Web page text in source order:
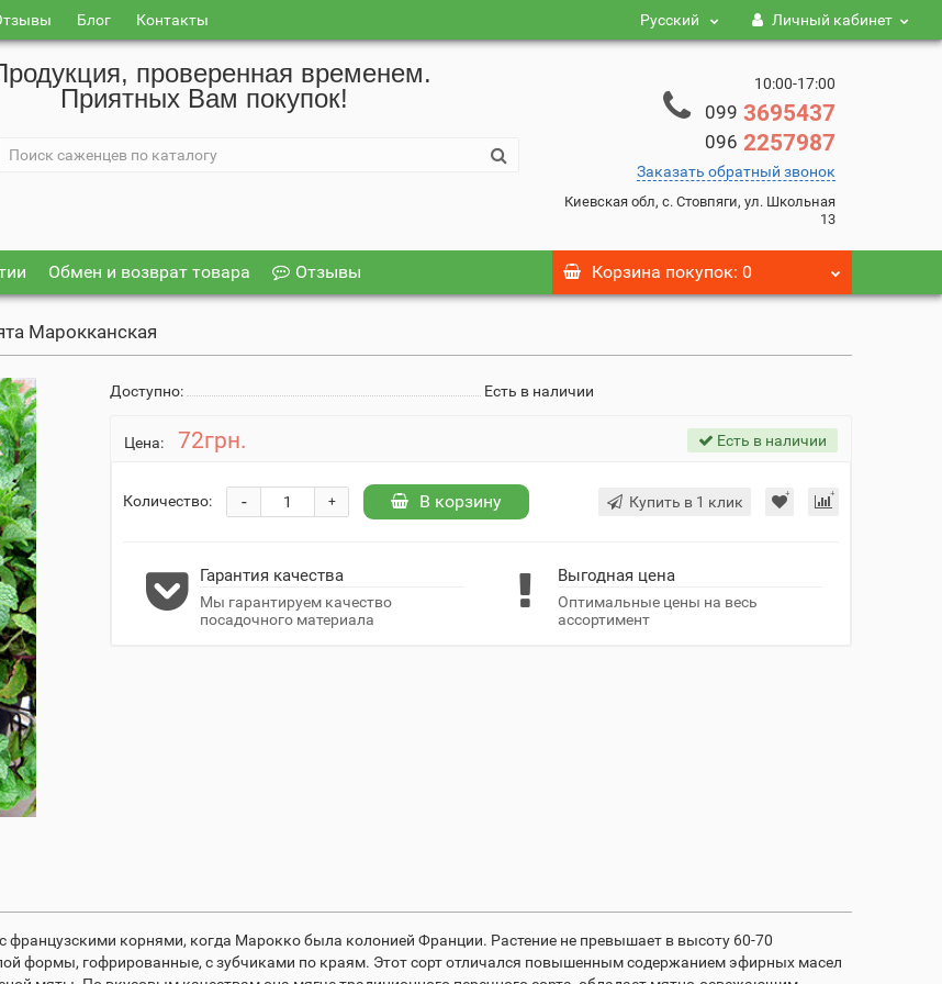
Блог Контакты Русский Личный кабинет
проверенная временем.
Приятных Вам покупок!
10:00-17:00
099 3695437
096 2257987
Заказать обратный звонок
Киевская обл, с. Стовпяги, ул. Школьная
13
Обмен и возврат товара Отзывы Корзина покупок: 0
Марокканская
Доступно: Есть в наличии
Цена: 72грн. Есть в наличии
Количество: +
- В корзину Купить в 1 клик
Гарантия качества
Мы гарантируем качество
посадочного материала
Выгодная цена
Оптимальные цены на весь
ассортимент
французскими корнями, когда Марокко была колонией Франции. Растение не превышает в высоту 60-70
формы, гофрированные, с зубчиками по краям. Этот сорт отличался повышенным содержанием эфирных масел